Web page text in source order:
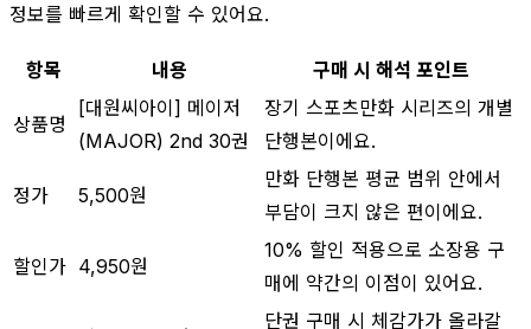
정보를 빠르게 확인할 수 있어요.
항목 내용 구매 시 해석 포인트
상품명
[대원씨아이] 메이저
(MAJOR) 2nd 30권
장기 스포츠만화 시리즈의 개별
단행본이에요.
정가 5,500원
만화 단행본 평균 범위 안에서
부담이 크지 않은 편이에요.
할인가 4,950원
10% 할인 적용으로 소장용 구
매에 약간의 이점이 있어요.
단권 구매 시 체감가가 올라갈